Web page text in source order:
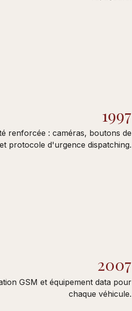
1997
renforcée : caméras, boutons de
protocole d'urgence dispatching.
2007
GSM et équipement data pour
chaque véhicule.